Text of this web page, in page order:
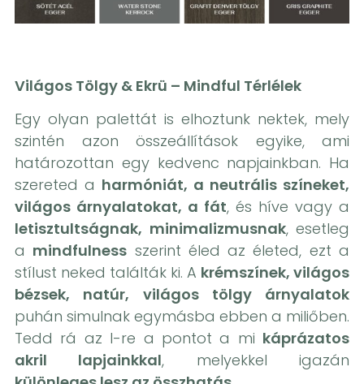
Világos Tölgy & Ekrü – Mindful Térlélek
Egy olyan palettát is elhoztunk nektek, mely
szintén azon összeállítások egyike, ami
határozottan egy kedvenc napjainkban. Ha
szereted a harmóniát, a neutrális színeket,
világos árnyalatokat, a fát, és híve vagy a
letisztultságnak, minimalizmusnak, esetleg
a mindfulness szerint éled az életed, ezt a
stílust neked találták ki. A krémszínek, világos
bézsek, natúr, világos tölgy árnyalatok
puhán simulnak egymásba ebben a miliőben.
Tedd rá az I-re a pontot a mi káprázatos
akril lapjainkkal, melyekkel igazán